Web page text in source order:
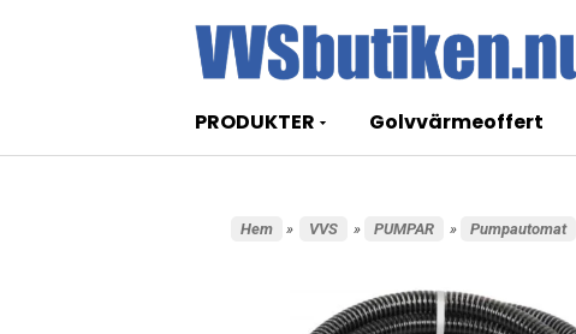
PRODUKTER Golvvärmeoffert
Hem » VVS » PUMPAR » Pumpautomat